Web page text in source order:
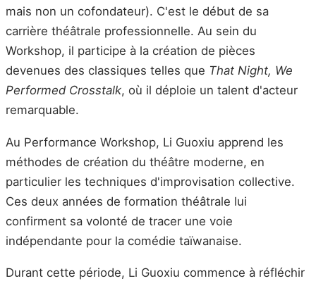
mais non un cofondateur). C'est le début de sa
carrière théâtrale professionnelle. Au sein du
Workshop, il participe à la création de pièces
devenues des classiques telles que That Night, We
Performed Crosstalk, où il déploie un talent d'acteur
remarquable.
Au Performance Workshop, Li Guoxiu apprend les
méthodes de création du théâtre moderne, en
particulier les techniques d'improvisation collective.
Ces deux années de formation théâtrale lui
confirment sa volonté de tracer une voie
indépendante pour la comédie taïwanaise.
Durant cette période, Li Guoxiu commence à réfléchir